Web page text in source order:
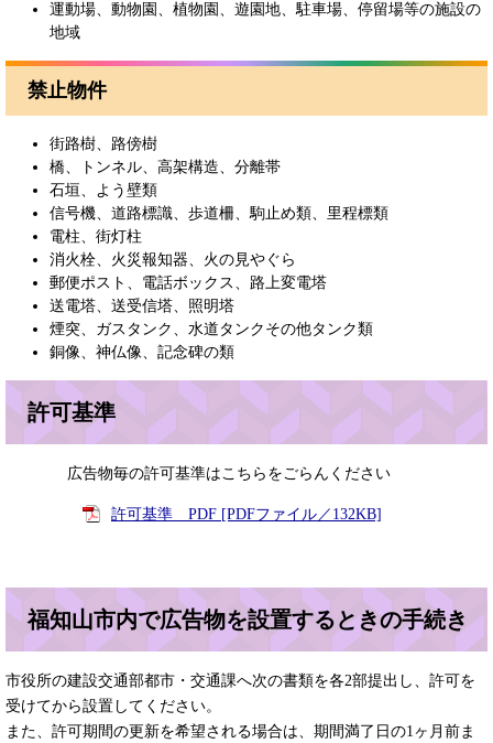
運動場、動物園、植物園、遊園地、駐車場、停留場等の施設の
地域
禁止物件
街路樹、路傍樹
橋、トンネル、高架構造、分離帯
石垣、よう壁類
信号機、道路標識、歩道柵、駒止め類、里程標類
電柱、街灯柱
消火栓、火災報知器、火の見やぐら
郵便ポスト、電話ボックス、路上変電塔
送電塔、送受信塔、照明塔
煙突、ガスタンク、水道タンクその他タンク類
銅像、神仏像、記念碑の類
許可基準
広告物毎の許可基準はこちらをごらんください
許可基準 PDF [PDFファイル／132KB]
福知山市内で広告物を設置するときの手続き
市役所の建設交通部都市・交通課へ次の書類を各2部提出し、許可を
受けてから設置してください。
また、許可期間の更新を希望される場合は、期間満了日の1ヶ月前ま